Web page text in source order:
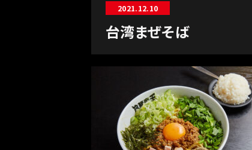
2021.12.10
台湾まぜそば